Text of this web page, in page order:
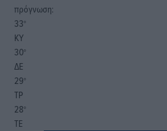
πρόγνωση:
33°
ΚΥ
30°
ΔΕ
29°
ΤΡ
28°
ΤΕ